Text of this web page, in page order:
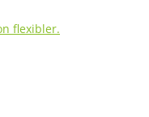
flexibler.